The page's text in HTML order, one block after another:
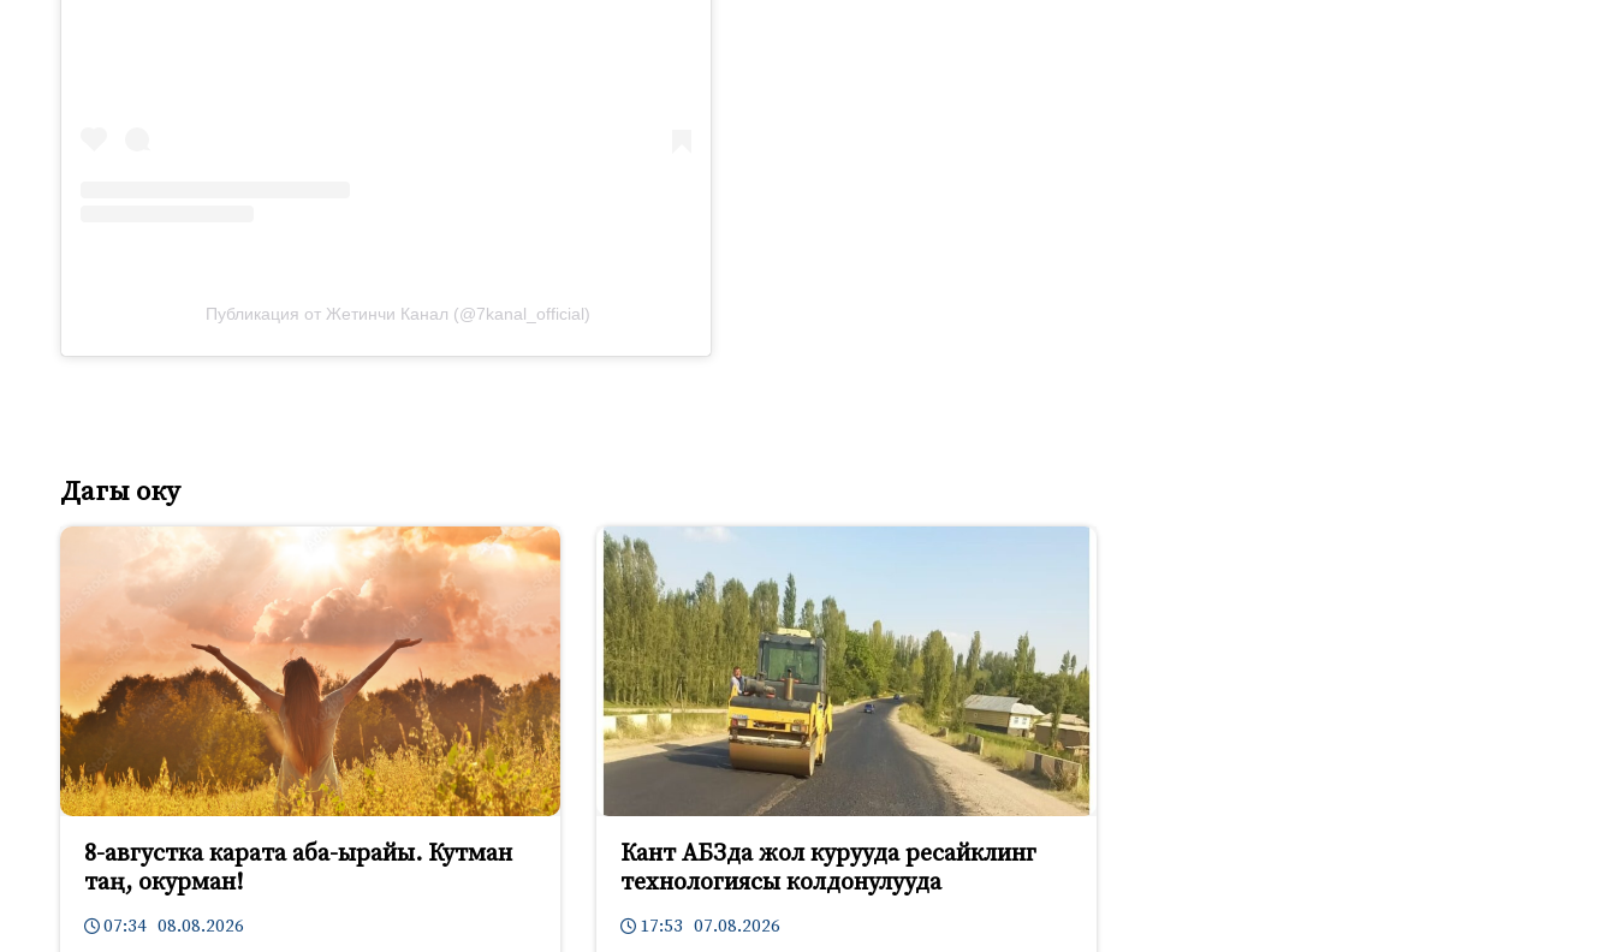
Публикация от Жетинчи Канал (@7kanal_official)
Дагы оку
8-августка карата аба-ырайы. Кутман
таң, окурман!
07:34 08.08.2026
Кант АБЗда жол курууда ресайклинг
технологиясы колдонулууда
17:53 07.08.2026